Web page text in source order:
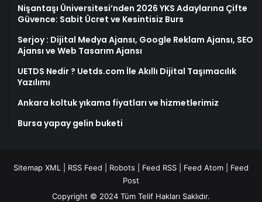
Nişantaşı Üniversitesi’nden 2026 YKS Adaylarına Çifte
Güvence: Sabit Ücret ve Kesintisiz Burs
Serjoy : Dijital Medya Ajansı, Google Reklam Ajansı, SEO
Ajansı ve Web Tasarım Ajansı
UETDS Nedir ? Uetds.com İle Akıllı Dijital Taşımacılık
Yazılımı
Ankara koltuk yıkama fiyatları ve hizmetlerimiz
Bursa yapay gelin buketi
Sitemap XML RSS Feed Robots Feed RSS Feed Atom
Feed
Post
Copyright © 2024 Tüm Telif Hakları Saklıdır.